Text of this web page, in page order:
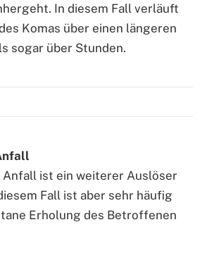
In diesem Fall verläuft
Komas über einen längeren
sogar über Stunden.
ist ein weiterer Auslöser
Fall ist aber sehr häufig
Erholung des Betroffenen